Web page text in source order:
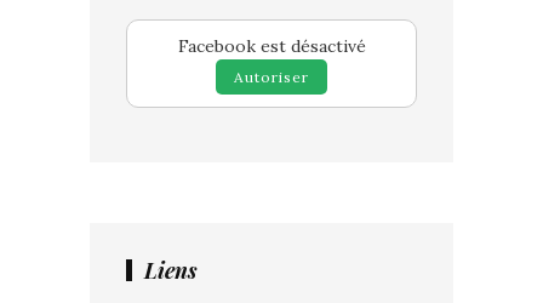
Facebook est désactivé
Autoriser
Liens